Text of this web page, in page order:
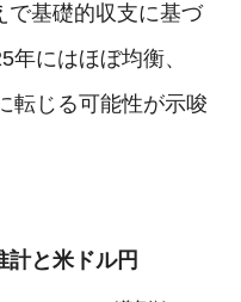
で基礎的収支に基づ
年にはほぼ均衡、
転じる可能性が示唆
計と米ドル円